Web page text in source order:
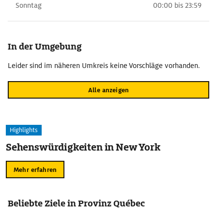
Sonntag 00:00 bis 23:59
In der Umgebung
Leider sind im näheren Umkreis keine Vorschläge vorhanden.
Alle anzeigen
Highlights
Sehenswürdigkeiten in New York
Mehr erfahren
Beliebte Ziele in Provinz Québec